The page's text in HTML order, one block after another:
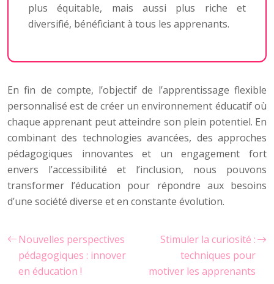
plus équitable, mais aussi plus riche et
diversifié, bénéficiant à tous les apprenants.
En fin de compte, l’objectif de l’apprentissage flexible
personnalisé est de créer un environnement éducatif où
chaque apprenant peut atteindre son plein potentiel. En
combinant des technologies avancées, des approches
pédagogiques innovantes et un engagement fort
envers l’accessibilité et l’inclusion, nous pouvons
transformer l’éducation pour répondre aux besoins
d’une société diverse et en constante évolution.
Nouvelles perspectives
pédagogiques : innover
en éducation !
Stimuler la curiosité :
techniques pour
motiver les apprenants